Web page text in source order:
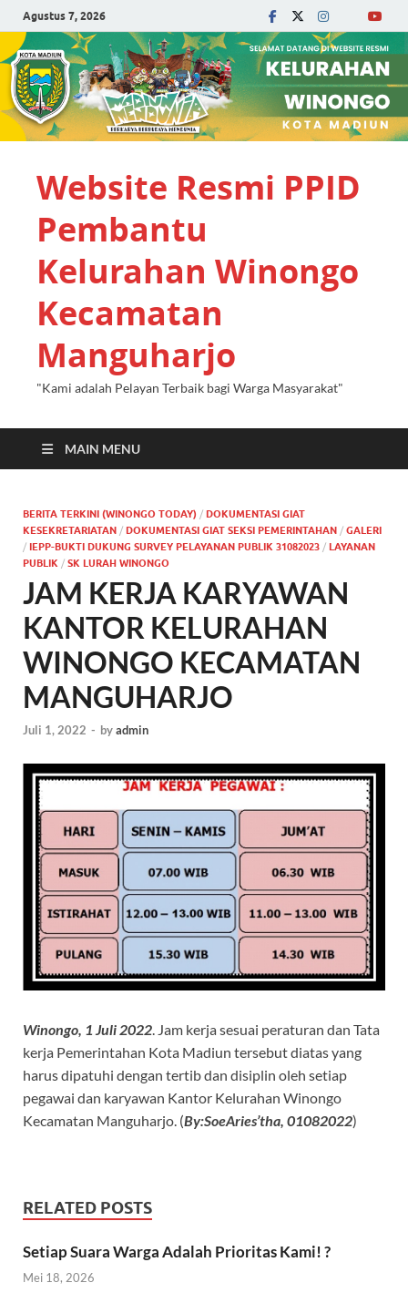
Agustus 7, 2026
Website Resmi PPID
Pembantu
Kelurahan Winongo
Kecamatan
Manguharjo
"Kami adalah Pelayan Terbaik bagi Warga Masyarakat"
MAIN MENU
BERITA TERKINI (WINONGO TODAY) / DOKUMENTASI GIAT
KESEKRETARIATAN / DOKUMENTASI GIAT SEKSI PEMERINTAHAN / GALERI
/ IEPP-BUKTI DUKUNG SURVEY PELAYANAN PUBLIK 31082023 / LAYANAN
PUBLIK / SK LURAH WINONGO
JAM KERJA KARYAWAN
KANTOR KELURAHAN
WINONGO KECAMATAN
MANGUHARJO
Juli 1, 2022 - byadmin
Winongo, 1 Juli 2022 . Jam kerja sesuai peraturan dan Tata
kerja Pemerintahan Kota Madiun tersebut diatas yang
harus dipatuhi dengan tertib dan disiplin oleh setiap
pegawai dan karyawan Kantor Kelurahan Winongo
Kecamatan Manguharjo. (By:SoeAries’tha, 01082022)
RELATED POSTS
Setiap Suara Warga Adalah Prioritas Kami! ?
Mei 18, 2026